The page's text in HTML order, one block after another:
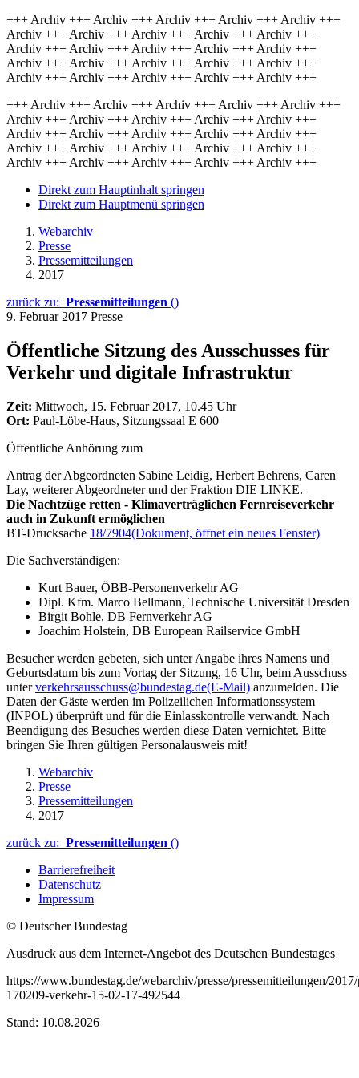
+++ Archiv +++ Archiv +++ Archiv +++ Archiv +++ Archiv +++
Archiv +++ Archiv +++ Archiv +++ Archiv +++ Archiv +++
Archiv +++ Archiv +++ Archiv +++ Archiv +++ Archiv +++
Archiv +++ Archiv +++ Archiv +++ Archiv +++ Archiv +++
Archiv +++ Archiv +++ Archiv +++ Archiv +++ Archiv +++
+++ Archiv +++ Archiv +++ Archiv +++ Archiv +++ Archiv +++
Archiv +++ Archiv +++ Archiv +++ Archiv +++ Archiv +++
Archiv +++ Archiv +++ Archiv +++ Archiv +++ Archiv +++
Archiv +++ Archiv +++ Archiv +++ Archiv +++ Archiv +++
Archiv +++ Archiv +++ Archiv +++ Archiv +++ Archiv +++
Direkt zum Hauptinhalt springen
Direkt zum Hauptmenü springen
Webarchiv
Presse
Pressemitteilungen
2017
zurück zu: Pressemitteilungen ()
9. Februar 2017 Presse
Öffentliche Sitzung des Ausschusses für
Verkehr und digitale Infrastruktur
Zeit: Mittwoch, 15. Februar 2017, 10.45 Uhr
Ort: Paul-Löbe-Haus, Sitzungssaal E 600
Öffentliche Anhörung zum
Antrag der Abgeordneten Sabine Leidig, Herbert Behrens, Caren
Lay, weiterer Abgeordneter und der Fraktion DIE LINKE.
Die Nachtzüge retten - Klimaverträglichen Fernreiseverkehr
auch in Zukunft ermöglichen
BT-Drucksache 18/7904(Dokument, öffnet ein neues Fenster)
Die Sachverständigen:
Kurt Bauer, ÖBB-Personenverkehr AG
Dipl. Kfm. Marco Bellmann, Technische Universität Dresden
Birgit Bohle, DB Fernverkehr AG
Joachim Holstein, DB European Railservice GmbH
Besucher werden gebeten, sich unter Angabe ihres Namens und
Geburtsdatum bis zum Vortag der Sitzung, 16 Uhr, beim Ausschuss
unterverkehrsausschuss@bundestag.de(E-Mail) anzumelden. Die
Daten der Gäste werden im Polizeilichen Informationssystem
(INPOL) überprüft und für die Einlasskontrolle verwandt. Nach
Beendigung des Besuches werden diese Daten vernichtet. Bitte
bringen Sie Ihren gültigen Personalausweis mit!
Webarchiv
Presse
Pressemitteilungen
2017
zurück zu: Pressemitteilungen ()
Barrierefreiheit
Datenschutz
Impressum
© Deutscher Bundestag
Ausdruck aus dem Internet-Angebot des Deutschen Bundestages
https://www.bundestag.de/webarchiv/presse/pressemitteilungen/
170209-verkehr-15-02-17-492544
Stand: 10.08.2026